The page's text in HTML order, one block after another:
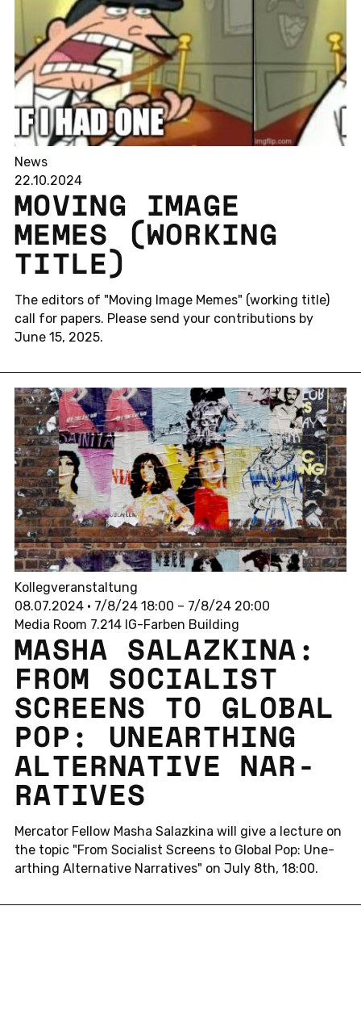
News
22.10.2024
MOVING IMAGE
MEMES (WORKING
TITLE)
The edi­tors of "Moving Image Memes" (working title)
call for papers. Please send your cont­ri­bu­ti­ons by
June 15, 2025.
Kollegveranstaltung
08.07.2024 • 7/8/24 18:00 – 7/8/24 20:00
Media Room 7.214 IG-Farben Building
MASHA SA­LAZ­KI­NA:
FROM SO­CIA­LIST
SCREENS TO GLOBAL
POP: UN­E­ART­HING
AL­TER­NA­TI­VE NAR­
RA­TI­VES
Mer­ca­tor Fellow Masha Sa­laz­ki­na will give a lec­tu­re on
the topic "From So­cia­list Screens to Global Pop: Un­e­
art­hing Al­ter­na­ti­ve Nar­ra­ti­ves" on July 8th, 18:00.